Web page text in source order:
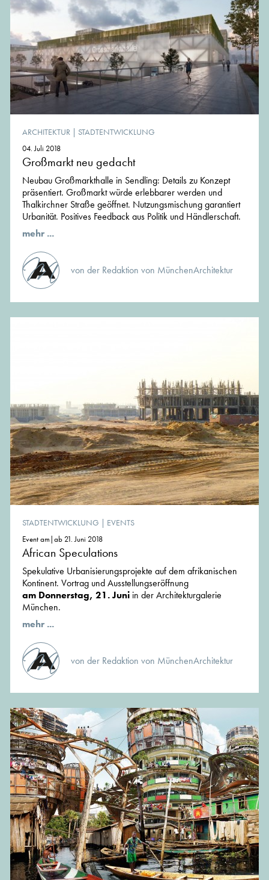
ARCHITEKTUR | STADTENTWICKLUNG
04. Juli 2018
Großmarkt neu gedacht
Neubau Großmarkthalle in Sendling: Details zu Konzept
präsentiert. Großmarkt würde erlebbarer werden und
Thalkirchner Straße geöffnet. Nutzungsmischung garantiert
Urbanität. Positives Feedback aus Politik und Händlerschaft.
mehr ...
von der Redaktion von MünchenArchitektur
STADTENTWICKLUNG | EVENTS
Event am|ab 21. Juni 2018
African Speculations
Spekulative Urbanisierungsprojekte auf dem afrikanischen
Kontinent. Vortrag und Ausstellungseröffnung
am Donnerstag, 21. Juni in der Architekturgalerie
München.
mehr ...
von der Redaktion von MünchenArchitektur